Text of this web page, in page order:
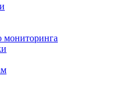
мониторинга